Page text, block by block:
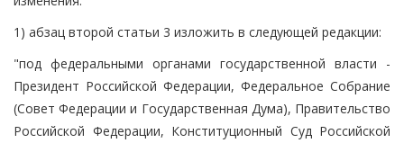
1) абзац второй статьи 3 изложить в следующей редакции:
"под федеральными органами государственной власти -
Президент Российской Федерации, Федеральное Собрание
(Совет Федерации и Государственная Дума), Правительство
Российской Федерации, Конституционный Суд Российской